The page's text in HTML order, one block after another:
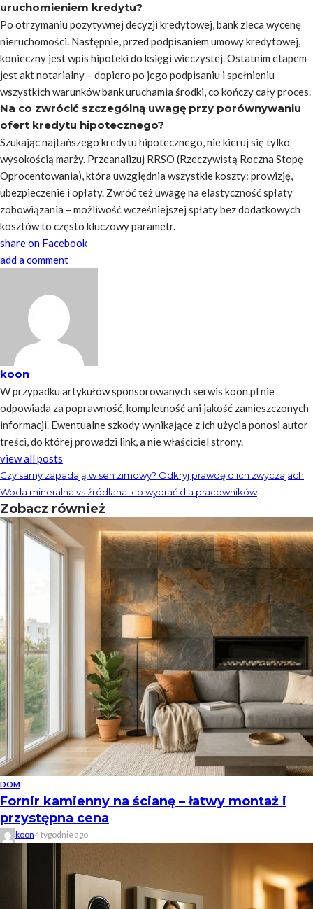
uruchomieniem kredytu?
Po otrzymaniu pozytywnej decyzji kredytowej, bank zleca wycenę
nieruchomości. Następnie, przed podpisaniem umowy kredytowej,
konieczny jest wpis hipoteki do księgi wieczystej. Ostatnim etapem
jest akt notarialny – dopiero po jego podpisaniu i spełnieniu
wszystkich warunków bank uruchamia środki, co kończy cały proces.
Na co zwrócić szczególną uwagę przy porównywaniu
ofert kredytu hipotecznego?
Szukając najtańszego kredytu hipotecznego, nie kieruj się tylko
wysokością marży. Przeanalizuj RRSO (Rzeczywistą Roczna Stopę
Oprocentowania), która uwzględnia wszystkie koszty: prowizję,
ubezpieczenie i opłaty. Zwróć też uwagę na elastyczność spłaty
zobowiązania – możliwość wcześniejszej spłaty bez dodatkowych
kosztów to często kluczowy parametr.
share on Facebook
add a comment
koon
W przypadku artykułów sponsorowanych serwis koon.pl nie
odpowiada za poprawność, kompletność ani jakość zamieszczonych
informacji. Ewentualne szkody wynikające z ich użycia ponosi autor
treści, do której prowadzi link, a nie właściciel strony.
view all posts
Czy sarny zapadają w sen zimowy? Odkryj prawdę o ich zwyczajach
Woda mineralna vs źródlana: co wybrać dla pracowników
Zobacz również
DOM
Fornir kamienny na ścianę – łatwy montaż i
przystępna cena
koon4 tygodnie ago